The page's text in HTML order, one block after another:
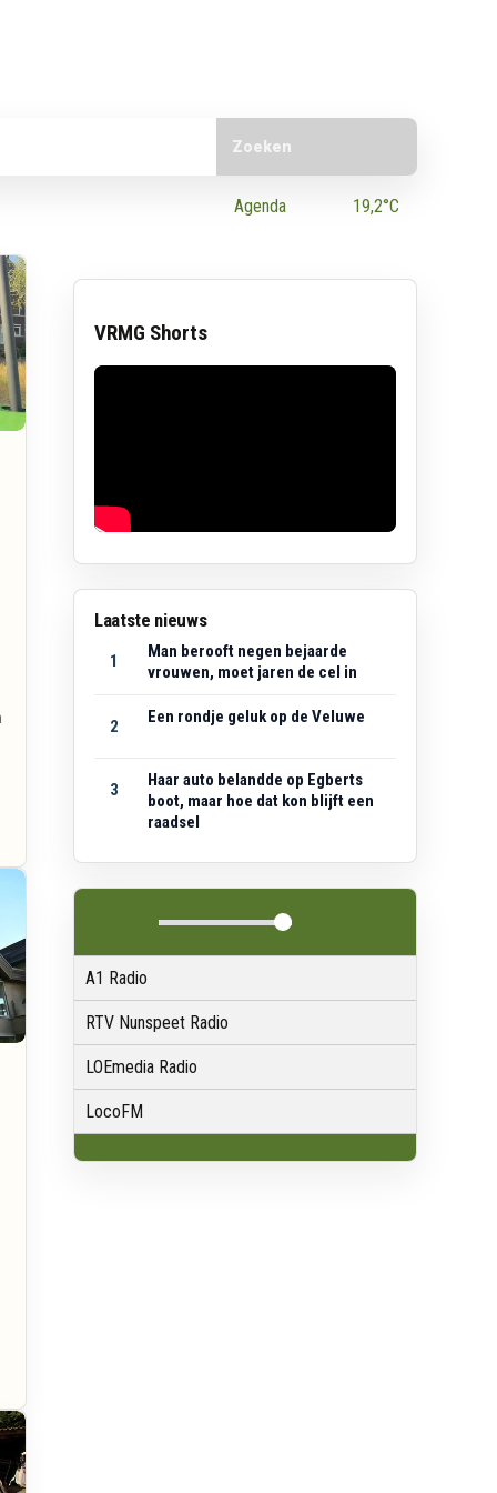
Agenda 19,2°C
VRMG Shorts
Laatste nieuws
1
Man berooft negen bejaarde
vrouwen, moet jaren de cel in
2 Een rondje geluk op de Veluwe
3
Haar auto belandde op Egberts
boot, maar hoe dat kon blijft een
raadsel
A1 Radio
RTV Nunspeet Radio
LOEmedia Radio
LocoFM